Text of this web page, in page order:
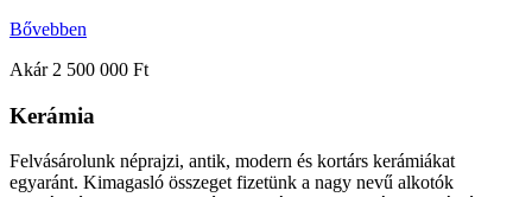
Bővebben
Akár 2 500 000 Ft
Kerámia
Felvásárolunk néprajzi, antik, modern és kortárs kerámiákat
egyaránt. Kimagasló összeget fizetünk a nagy nevű alkotók